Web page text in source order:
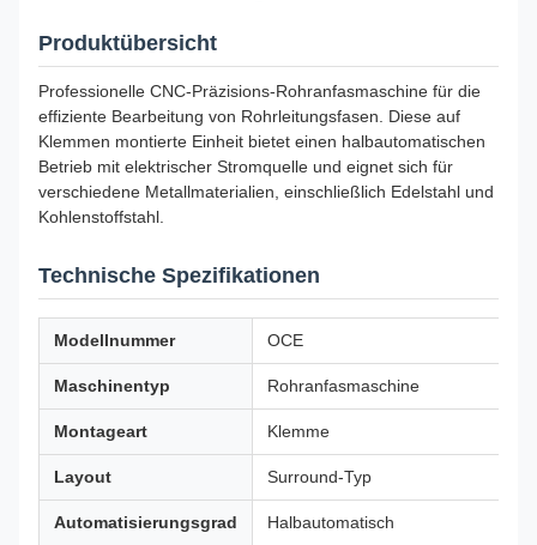
Produktübersicht
Professionelle CNC-Präzisions-Rohranfasmaschine für die
effiziente Bearbeitung von Rohrleitungsfasen. Diese auf
Klemmen montierte Einheit bietet einen halbautomatischen
Betrieb mit elektrischer Stromquelle und eignet sich für
verschiedene Metallmaterialien, einschließlich Edelstahl und
Kohlenstoffstahl.
Technische Spezifikationen
Modellnummer OCE
Maschinentyp Rohranfasmaschine
Montageart Klemme
Layout Surround-Typ
Automatisierungsgrad Halbautomatisch